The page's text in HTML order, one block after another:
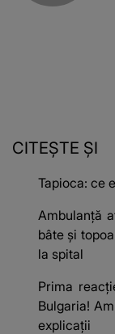
CITEȘTE ȘI
Tapioca: ce
Ambulanță
bâte și
la spital
Prima
Bulgaria!
explicații